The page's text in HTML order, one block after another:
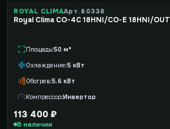
ROYAL CLIMAАрт. 80338
Royal Clima CO-4C 18HNI/CO-E 18HNI/OUT
Площадь 50 м²
Охлаждение 5 кВт
Обогрев 5.6 кВт
Компрессор Инвертор
113 400 ₽
В наличии